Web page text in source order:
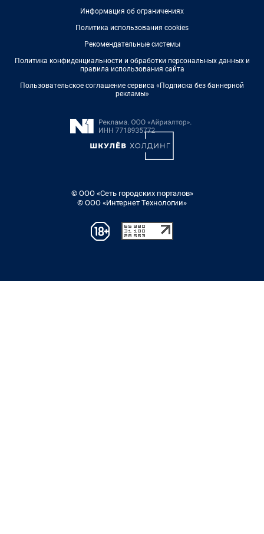
Информация об ограничениях
Политика использования cookies
Рекомендательные системы
Политика конфиденциальности и обработки персональных данных и
правила использования сайта
Пользовательское соглашение сервиса «Подписка без баннерной
рекламы»
© ООО «Сеть городских порталов»
© ООО «Интернет Технологии»